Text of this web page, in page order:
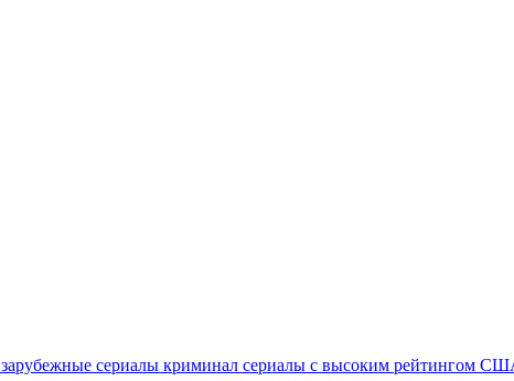
сериалы криминал сериалы с высоким рейтингом